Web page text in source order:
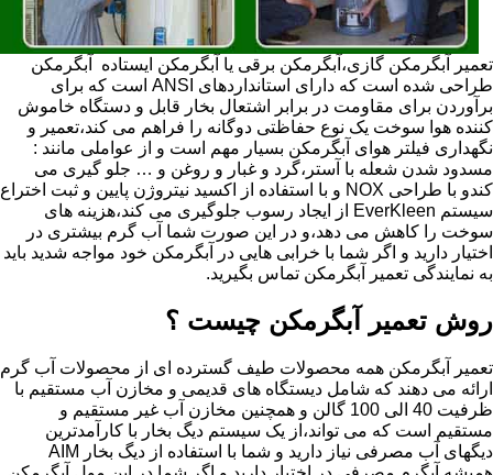
تعمیر آبگرمکن گازی،آبگرمکن برقی یا آبگرمکن ایستاده ​ آبگرمکن
طراحی شده است که دارای استانداردهای ANSI است که برای
برآوردن برای مقاومت در برابر اشتعال بخار قابل و دستگاه خاموش
کننده هوا سوخت یک نوع حفاظتی دوگانه را فراهم می کند،تعمیر و
نگهداری فیلتر هوای آبگرمکن بسیار مهم است و از عواملی مانند :
مسدود شدن شعله با آستر،گرد و غبار و روغن و … جلو گیری می
کندو با طراحی NOX و با استفاده از اکسید نیتروژن پایین و ثبت اختراع
سیستم EverKleen از ایجاد رسوب جلوگیری می کند،هزینه های
سوخت را کاهش می دهد،و در این صورت شما آب گرم بیشتری در
اختیار دارید و اگر شما با خرابی هایی در آبگرمکن خود مواجه شدید باید
به نمایندگی تعمیر آبگرمکن تماس بگیرید.
روش تعمیر آبگرمکن چیست ؟
تعمیر آبگرمکن همه محصولات طیف گسترده ای از محصولات آب گرم
ارائه می دهند که شامل دیستگاه های قدیمی و مخازن آب مستقیم با
ظرفیت 40 الی 100 گالن و همچنین مخازن آب غیر مستقیم و
مستقیم است که می تواند،از یک سیستم دیگ بخار با کارآمدترین
دیگهای آب مصرفی نیاز دارید و شما با استفاده از دیگ بخار AIM